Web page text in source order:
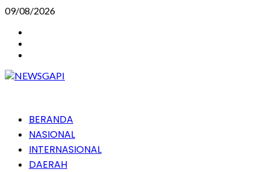
Skip
content
09/08/2026
PrimaryBERANDA
NASIONAL
INTERNASIONAL
DAERAH